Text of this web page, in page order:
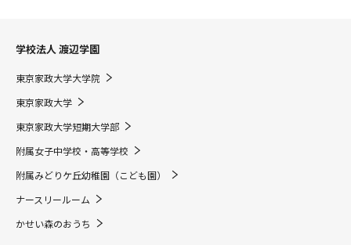
学校法人 渡辺学園
東京家政大学大学院
東京家政大学
東京家政大学短期大学部
附属女子中学校・高等学校
附属みどりケ丘幼稚園（こども園）
ナースリールーム
かせい森のおうち